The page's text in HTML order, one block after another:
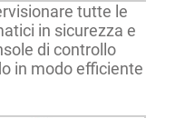
tutte le
in sicurezza e
di controllo
in modo efficiente